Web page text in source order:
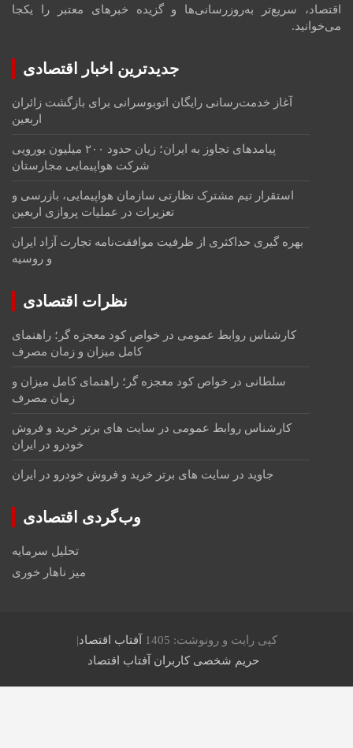
اقتصاد، سریع‌تر به‌روزرسانی‌ها و گزیده خبرهای معتبر را یکجا
می‌خوانید.
جدیدترین اخبار اقتصادی
آغاز خدمت‌رسانی رایگان اتوبوسرانی برای بازگشت زائران
اربعین
پیامدهای تجاوز به ایران؛ زیان حدود ۲۰۰ میلیون یورویی
شرکت هواپیمایی مجارستان
استقرار تیم مشترک نظارتی سازمان هواپیمایی، بازرسی و
تعزیرات در عملیات پروازی اربعین
بهره گیری حداکثری از ظرفیت موافقت‌نامه تجارت آزاد ایران
و روسیه
نظرات اقتصادی
کارشناس روابط عمومی در خواص کود معجزه گر؛ راهنمای
کامل میزان و زمان مصرف
سلطانی در خواص کود معجزه گر؛ راهنمای کامل میزان و
زمان مصرف
کارشناس روابط عمومی در سایت های برتر خرید و فروش
خودرو در ایران
جاویددر سایت های برتر خرید و فروش خودرو در ایران
وب‌گردی اقتصادی
تحلیل سرمایه
میز ناهار خوری
کپی رایت و رونوشت: 1405
آفتاب اقتصاد
حریم شخصی کاربران آفتاب اقتصاد